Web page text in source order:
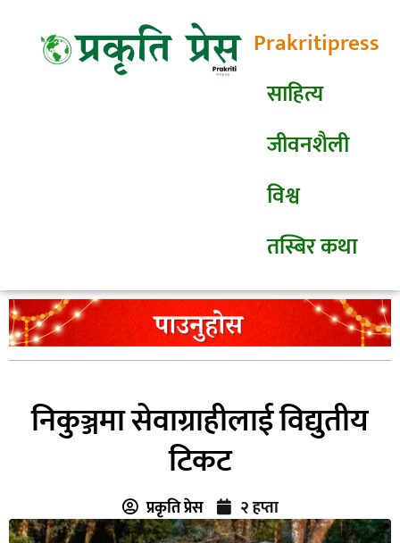
Prakritipress
साहित्य
जीवनशैली
विश्व
तस्बिर कथा
निकुञ्जमा सेवाग्राहीलाई विद्युतीय
टिकट
प्रकृति प्रेस २ हप्ता